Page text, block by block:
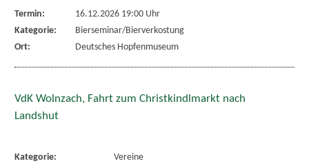
Termin:
16.12.2026 19:00 Uhr
Kategorie:
Bierseminar/Bierverkostung
Ort:
Deutsches Hopfenmuseum
VdK Wolnzach, Fahrt zum Christkindlmarkt nach
Landshut
Kategorie:
Vereine